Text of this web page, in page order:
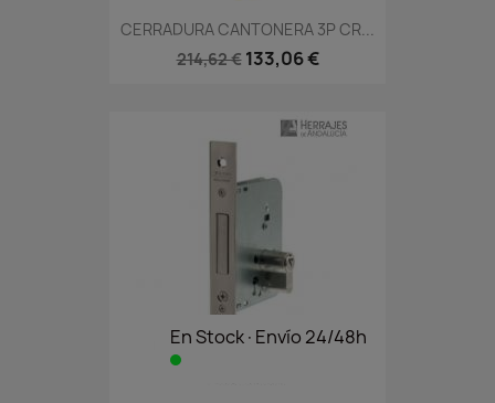
CERRADURA CANTONERA 3P CR...
214,62 € 133,06 €
En Stock·Envío 24/48h